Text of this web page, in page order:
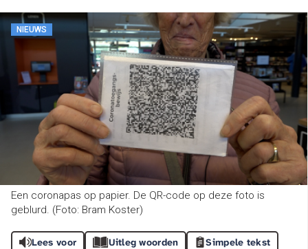
NIEUWS
Een coronapas op papier. De QR-code op deze foto is
geblurd. (Foto: Bram Koster)
Lees voor Uitleg woorden Simpele tekst